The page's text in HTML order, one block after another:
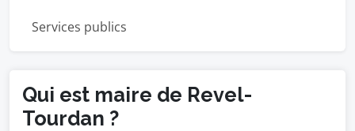
Services publics
Qui est maire de Revel-
Tourdan ?